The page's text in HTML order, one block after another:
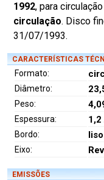
1992, para
circulação. Disco
31/07/1993.
CARACTERÍSTICAS
Formato:
Diâmetro:
Peso:
Espessura: 1,2
Bordo: liso
Eixo:
EMISSÕES